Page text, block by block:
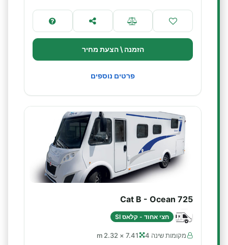
הזמנה \ הצעת מחיר
פרטים נוספים
Cat B - Ocean 725
חצי אחוד - קלאס SI
מקומות שינה 4 7.41 × 2.32 m